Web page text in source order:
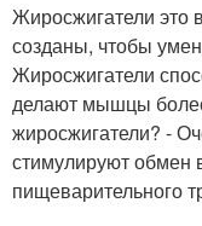
Жиросжигатели это
созданы, чтобы
Жиросжигатели
делают мышцы
жиросжигатели? -
стимулируют обмен
пищеварительного